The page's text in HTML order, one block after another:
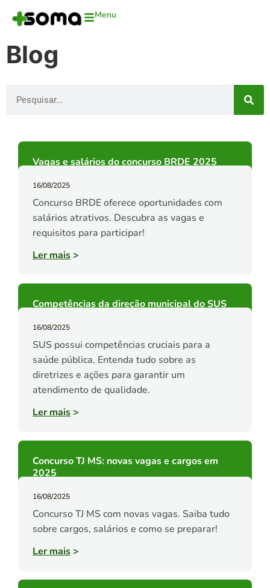
Menu
Blog
Vagas e salários do concurso BRDE 2025
16/08/2025
Concurso BRDE oferece oportunidades com
salários atrativos. Descubra as vagas e
requisitos para participar!
Ler mais>
Competências da direção municipal do SUS
16/08/2025
SUS possui competências cruciais para a
saúde pública. Entenda tudo sobre as
diretrizes e ações para garantir um
atendimento de qualidade.
Ler mais>
Concurso TJ MS: novas vagas e cargos em
2025
16/08/2025
Concurso TJ MS com novas vagas. Saiba tudo
sobre cargos, salários e como se preparar!
Ler mais>